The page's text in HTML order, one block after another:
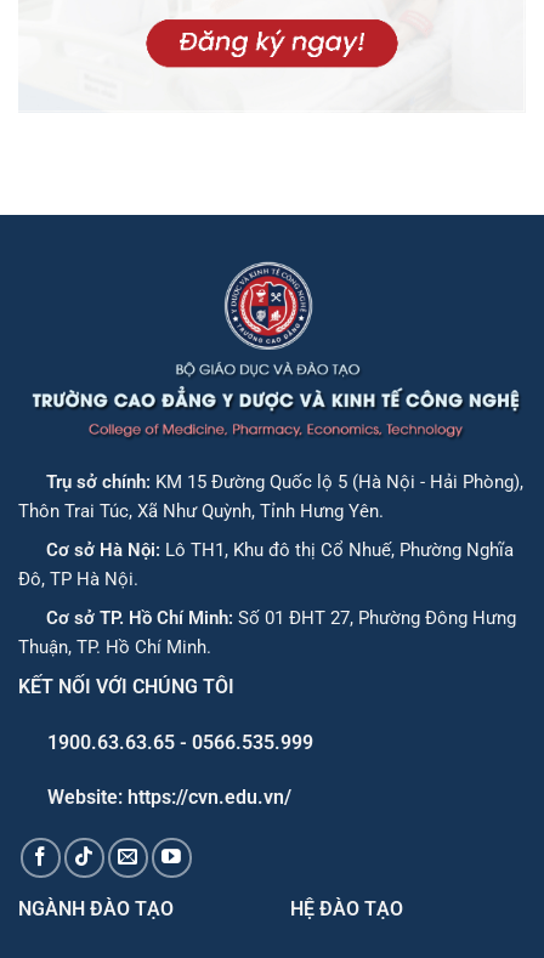
Trụ sở chính: KM 15 Đường Quốc lộ 5 (Hà Nội - Hải Phòng),
Thôn Trai Túc, Xã Như Quỳnh, Tỉnh Hưng Yên.
Cơ sở Hà Nội: Lô TH1, Khu đô thị Cổ Nhuế, Phường Nghĩa
Đô, TP Hà Nội.
Cơ sở TP. Hồ Chí Minh: Số 01 ĐHT 27, Phường Đông Hưng
Thuận, TP. Hồ Chí Minh.
KẾT NỐI VỚI CHÚNG TÔI
1900.63.63.65 - 0566.535.999
Website: https://cvn.edu.vn/
NGÀNH ĐÀO TẠO HỆ ĐÀO TẠO